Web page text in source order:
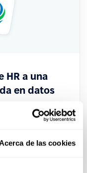
Acerca de las cookies
HR a una
en datos
Humano con
decisiones